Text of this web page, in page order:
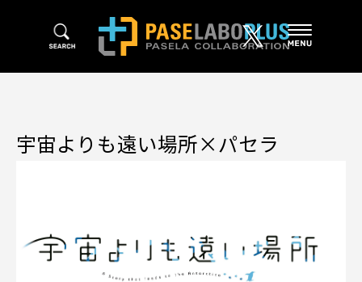
宇宙よりも遠い場所×パセラ